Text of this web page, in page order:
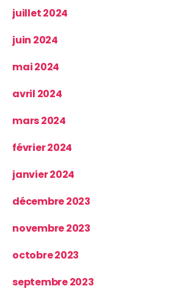
juillet 2024
juin 2024
mai 2024
avril 2024
mars 2024
février 2024
janvier 2024
décembre 2023
novembre 2023
octobre 2023
septembre 2023